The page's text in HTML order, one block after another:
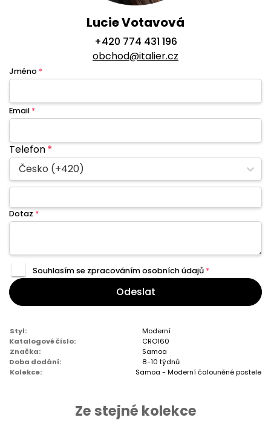
Lucie Votavová
+420 774 431 196
obchod@italier.cz
Jméno *
Email *
Telefon*
Česko (+420)
Dotaz *
Souhlasím se zpracovánímosobních údajů *
Odeslat
Styl:
Moderní
Katalogové číslo:
CRO160
Značka:
Samoa
Doba dodání:
8-10 týdnů
Kolekce:
Samoa - Moderní čalouněné postele
Ze stejné kolekce